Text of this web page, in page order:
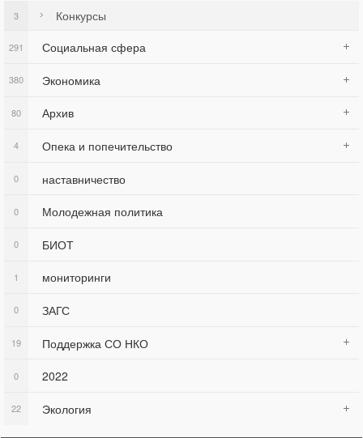
Конкурсы
3
Социальная сфера
291
Экономика
380
Архив
80
Опека и попечительство
4
наставничество
0
Молодежная политика
0
БИОТ
0
мониторинги
1
ЗАГС
0
Поддержка СО НКО
19
2022
0
Экология
22